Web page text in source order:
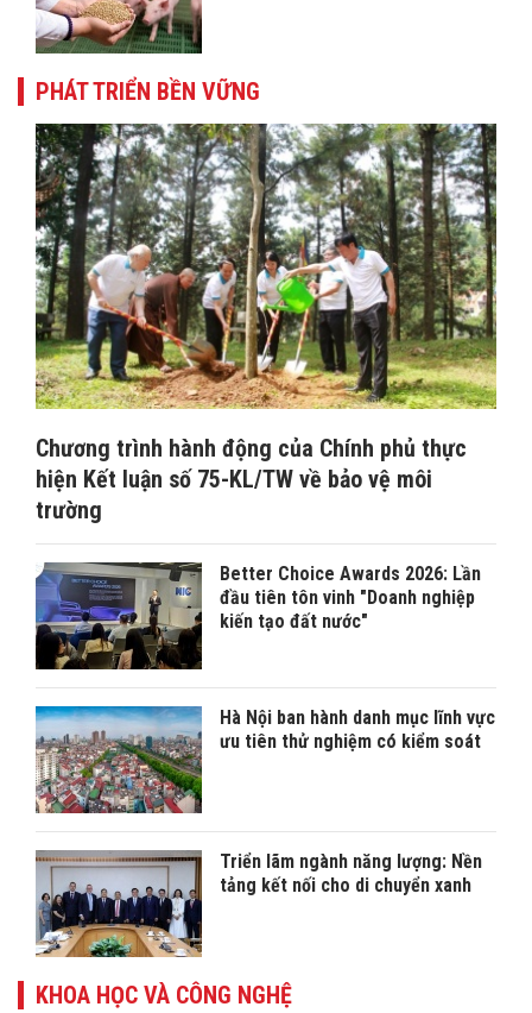
PHÁT TRIỂN BỀN VỮNG
Chương trình hành động của Chính phủ thực
hiện Kết luận số 75-KL/TW về bảo vệ môi
trường
Better Choice Awards 2026: Lần
đầu tiên tôn vinh "Doanh nghiệp
kiến tạo đất nước"
Hà Nội ban hành danh mục lĩnh vực
ưu tiên thử nghiệm có kiểm soát
Triển lãm ngành năng lượng: Nền
tảng kết nối cho di chuyển xanh
KHOA HỌC VÀ CÔNG NGHỆ